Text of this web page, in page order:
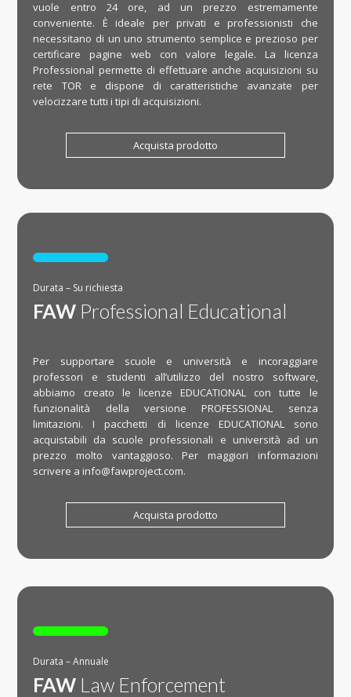
vuole entro 24 ore, ad un prezzo estremamente
conveniente. È ideale per privati e professionisti che
necessitano di un uno strumento semplice e prezioso per
certificare pagine web con valore legale. La licenza
Professional permette di effettuare anche acquisizioni su
rete TOR e dispone di caratteristiche avanzate per
velocizzare tutti i tipi di acquisizioni.
Acquista prodotto

Durata – Su richiesta
FAW Professional Educational
Per supportare scuole e università e incoraggiare
professori e studenti all’utilizzo del nostro software,
abbiamo creato le licenze EDUCATIONAL con tutte le
funzionalità della versione PROFESSIONAL senza
limitazioni. I pacchetti di licenze EDUCATIONAL sono
acquistabili da scuole professionali e università ad un
prezzo molto vantaggioso. Per maggiori informazioni
scrivere a info@fawproject.com.
Acquista prodotto

Durata – Annuale
FAW Law Enforcement